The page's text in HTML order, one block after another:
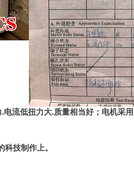
流低扭力大.质量相当好；电机采
技制作上。